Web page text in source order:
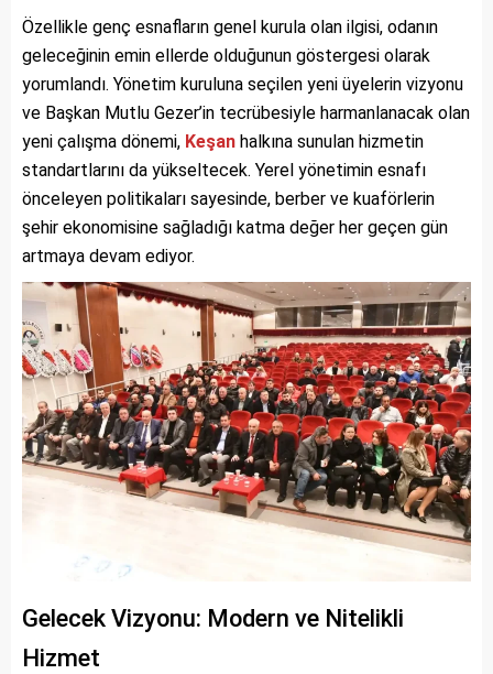
Özellikle genç esnafların genel kurula olan ilgisi, odanın
geleceğinin emin ellerde olduğunun göstergesi olarak
yorumlandı. Yönetim kuruluna seçilen yeni üyelerin vizyonu
ve Başkan Mutlu Gezer’in tecrübesiyle harmanlanacak olan
yeni çalışma dönemi, Keşan halkına sunulan hizmetin
standartlarını da yükseltecek. Yerel yönetimin esnafı
önceleyen politikaları sayesinde, berber ve kuaförlerin
şehir ekonomisine sağladığı katma değer her geçen gün
artmaya devam ediyor.
Gelecek Vizyonu: Modern ve Nitelikli
Hizmet